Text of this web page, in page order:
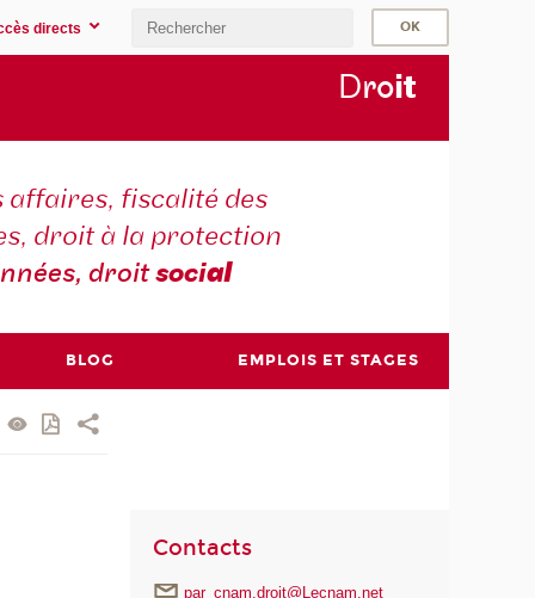
directs
Droit
affaires, fiscalité des
droit à la protection
droitsocial
BLOG EMPLOIS ET STAGES
Contacts
par_cnam.droit@Lecnam.net